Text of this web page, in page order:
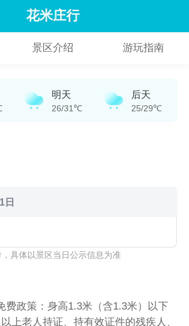
花米庄行
景区介绍 游玩指南
明天
26/31℃
后天
25/29℃
日
具体以景区当日公示信息为准
费政策：身高1.3米（含1.3米）以下
上老人持证、持有效证件的残疾人、